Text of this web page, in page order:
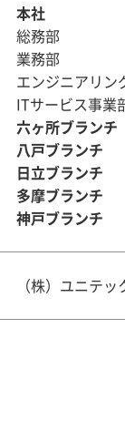
本社
総務部
業務部
エンジニアリン
ITサービス事業
六ヶ所ブランチ
八戸ブランチ
日立ブランチ
多摩ブランチ
神戸ブランチ
（株）ユニテッ